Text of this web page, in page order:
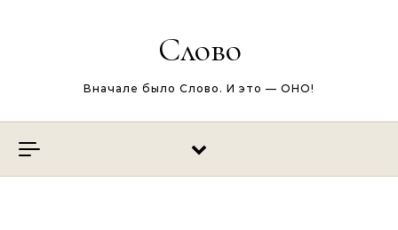
Слово
Вначале было Слово. И это — ОНО!